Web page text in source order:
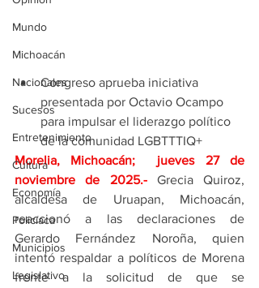
Mundo
Michoacán
Nacionales
Sucesos
Entretenimiento
Cultura
Economía
Policíaca
Municipios
Legislativo
Congreso aprueba iniciativa
presentada por Octavio Ocampo
para impulsar el liderazgo político
de la comunidad LGBTTTIQ+
Morelia, Michoacán;  jueves 27 de
noviembre de 2025.- Grecia Quiroz,
alcaldesa de Uruapan, Michoacán,
reaccionó a las declaraciones de
Gerardo Fernández Noroña, quien
intentó respaldar a políticos de Morena
frente a la solicitud de que se